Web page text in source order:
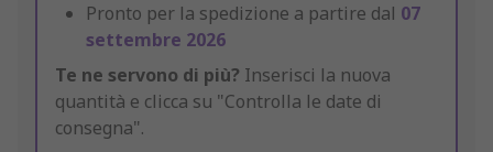
Pronto per la spedizione a partire dal 07
settembre 2026
Te ne servono di più? Inserisci la nuova
quantità e clicca su "Controlla le date di
consegna".